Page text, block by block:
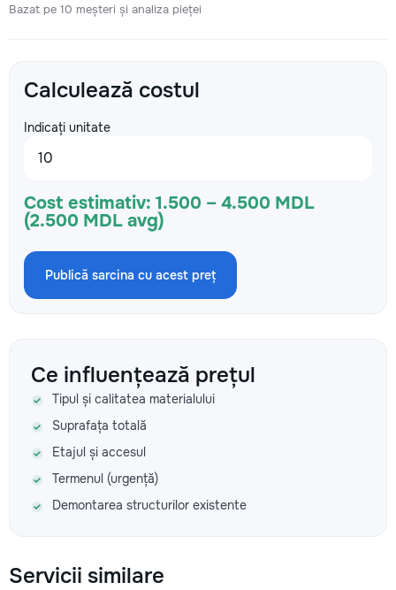
Bazat pe 10 meșteri și analiza pieței
Calculează costul
Indicați unitate
Cost estimativ: 1.500 – 4.500 MDL
(2.500 MDL avg)
Publică sarcina cu acest preț
Ce influențează prețul
Tipul și calitatea materialului
Suprafața totală
Etajul și accesul
Termenul (urgență)
Demontarea structurilor existente
Servicii similare